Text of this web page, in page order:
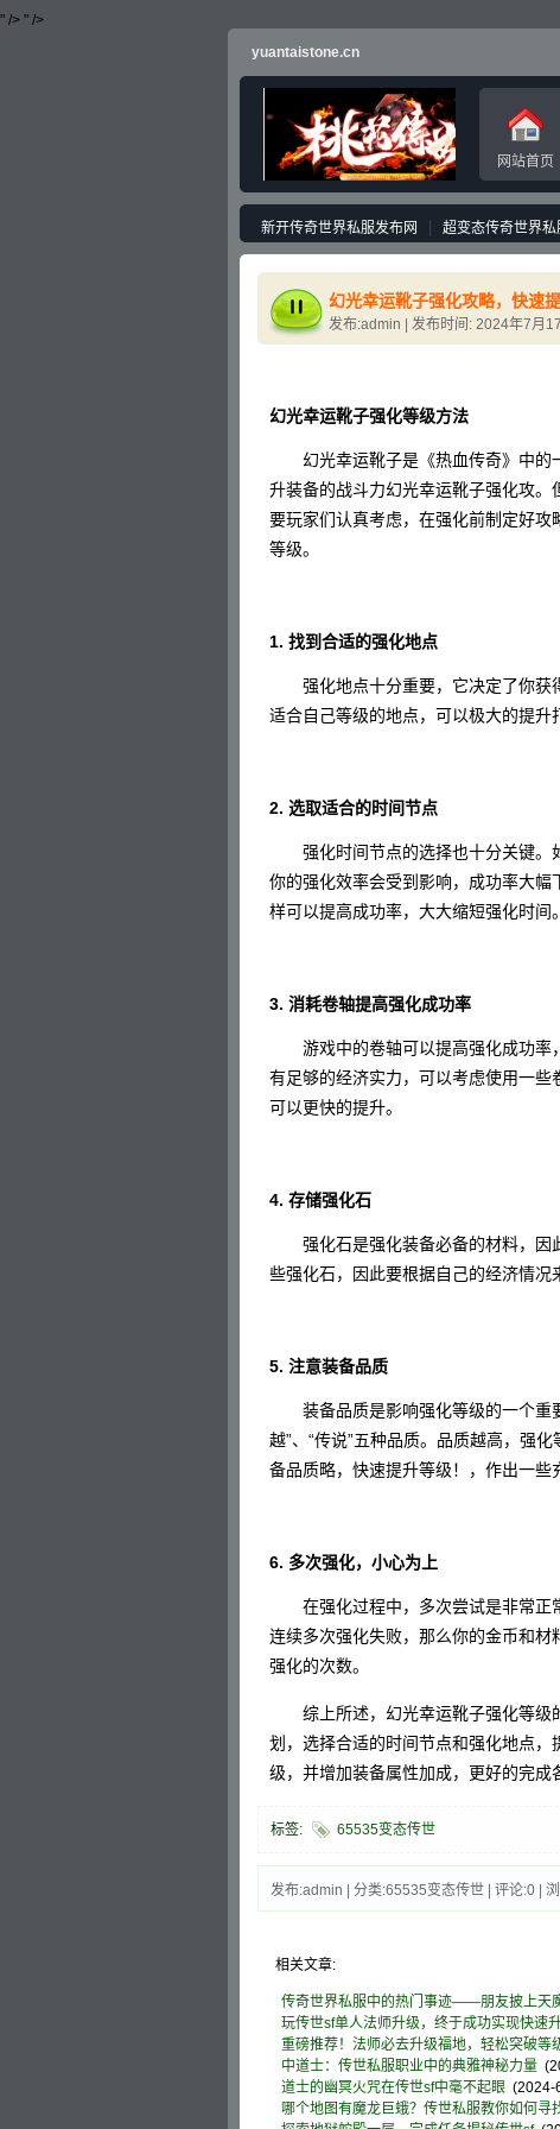
" /> " />
yuantaistone.cn
网站首页
新开传奇世界私服发布网 超变态传奇世界私
幻光幸运靴子强化攻略，快速提
发布:admin | 发布时间: 2024年7月
幻光幸运靴子强化等级方法
幻光幸运靴子是《热血传奇》中的
升装备的战斗力幻光幸运靴子强化攻
要玩家们认真考虑，在强化前制定好
等级。
1. 找到合适的强化地点
强化地点十分重要，它决定了你获
适合自己等级的地点，可以极大的提升
2. 选取适合的时间节点
强化时间节点的选择也十分关键。
你的强化效率会受到影响，成功率大
样可以提高成功率，大大缩短强化时间。
3. 消耗卷轴提高强化成功率
游戏中的卷轴可以提高强化成功率
有足够的经济实力，可以考虑使用一
可以更快的提升。
4. 存储强化石
强化石是强化装备必备的材料，因
些强化石，因此要根据自己的经济情况
5. 注意装备品质
装备品质是影响强化等级的一个重要
越”、“传说”五种品质。品质越高，强
备品质略，快速提升等级！，作出一些
6. 多次强化，小心为上
在强化过程中，多次尝试是非常正
连续多次强化失败，那么你的金币和材
强化的次数。
综上所述，幻光幸运靴子强化等级
划，选择合适的时间节点和强化地点
级，并增加装备属性加成，更好的完成
标签: 65535变态传世
发布:admin | 分类:65535变态传世 | 评论:0 |
相关文章:
传奇世界私服中的热门事迹——朋友披上天
玩传世sf单人法师升级，终于成功实现快速升
重磅推荐！法师必去升级福地，轻松突破等
中道士：传世私服职业中的典雅神秘力量
道士的幽冥火咒在传世sf中毫不起眼 (2024-
哪个地图有魔龙巨蛾？传世私服教你如何寻